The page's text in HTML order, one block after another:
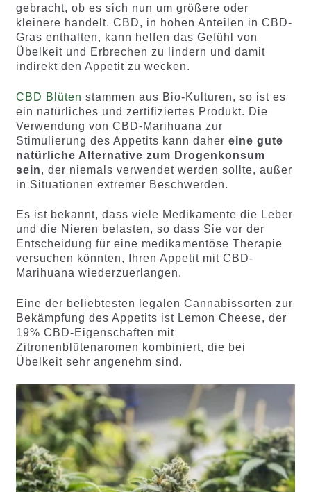
gebracht, ob es sich nun um größere oder
kleinere handelt. CBD, in hohen Anteilen in CBD-
Gras enthalten, kann helfen das Gefühl von
Übelkeit und Erbrechen zu lindern und damit
indirekt den Appetit zu wecken.
CBD Blüten stammen aus Bio-Kulturen, so ist es
ein natürliches und zertifiziertes Produkt. Die
Verwendung von CBD-Marihuana zur
Stimulierung des Appetits kann daher eine gute
natürliche Alternative zum Drogenkonsum
sein, der niemals verwendet werden sollte, außer
in Situationen extremer Beschwerden.
Es ist bekannt, dass viele Medikamente die Leber
und die Nieren belasten, so dass Sie vor der
Entscheidung für eine medikamentöse Therapie
versuchen könnten, Ihren Appetit mit CBD-
Marihuana wiederzuerlangen.
Eine der beliebtesten legalen Cannabissorten zur
Bekämpfung des Appetits ist Lemon Cheese, der
19% CBD-Eigenschaften mit
Zitronenblütenaromen kombiniert, die bei
Übelkeit sehr angenehm sind.